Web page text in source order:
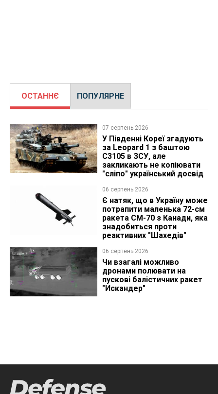
ОСТАННЄ ПОПУЛЯРНЕ
07 серпень 2026
У Південні Кореї згадують
за Leopard 1 з баштою
C3105 в ЗСУ, але
закликають не копіювати
"сліпо" український досвід
06 серпень 2026
Є натяк, що в Україну може
потрапити маленька 72-см
ракета CM-70 з Канади, яка
знадобиться проти
реактивних "Шахедів"
06 серпень 2026
Чи взагалі можливо
дронами полювати на
пускові балістичних ракет
"Искандер"